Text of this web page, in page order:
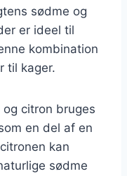
sødme og
er ideel til
kombination
til kager.
citron bruges
en del af en
kan
sødme